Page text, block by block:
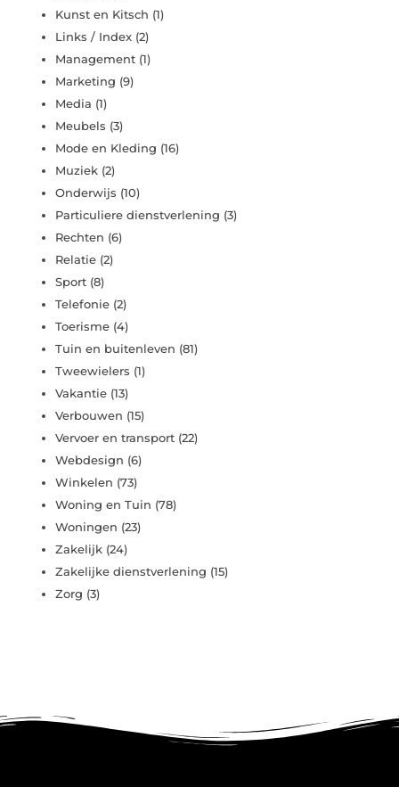
Kunst en Kitsch (1)
Links / Index (2)
Management (1)
Marketing (9)
Media (1)
Meubels (3)
Mode en Kleding (16)
Muziek (2)
Onderwijs (10)
Particuliere dienstverlening (3)
Rechten (6)
Relatie (2)
Sport (8)
Telefonie (2)
Toerisme (4)
Tuin en buitenleven (81)
Tweewielers (1)
Vakantie (13)
Verbouwen (15)
Vervoer en transport (22)
Webdesign (6)
Winkelen (73)
Woning en Tuin (78)
Woningen (23)
Zakelijk (24)
Zakelijke dienstverlening (15)
Zorg (3)